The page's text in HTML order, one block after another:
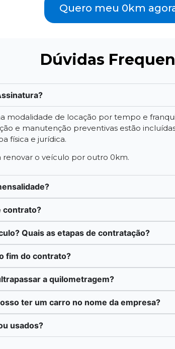
Quero meu 0km
Dúvidas
modalidade de locação por tempo e
e manutenção preventivas estão
física e jurídica.
renovar o veículo por outro 0km.
contrato?
Quais as etapas de contratação?
fim do contrato?
a quilometragem?
ter um carro no nome da empresa?
usados?